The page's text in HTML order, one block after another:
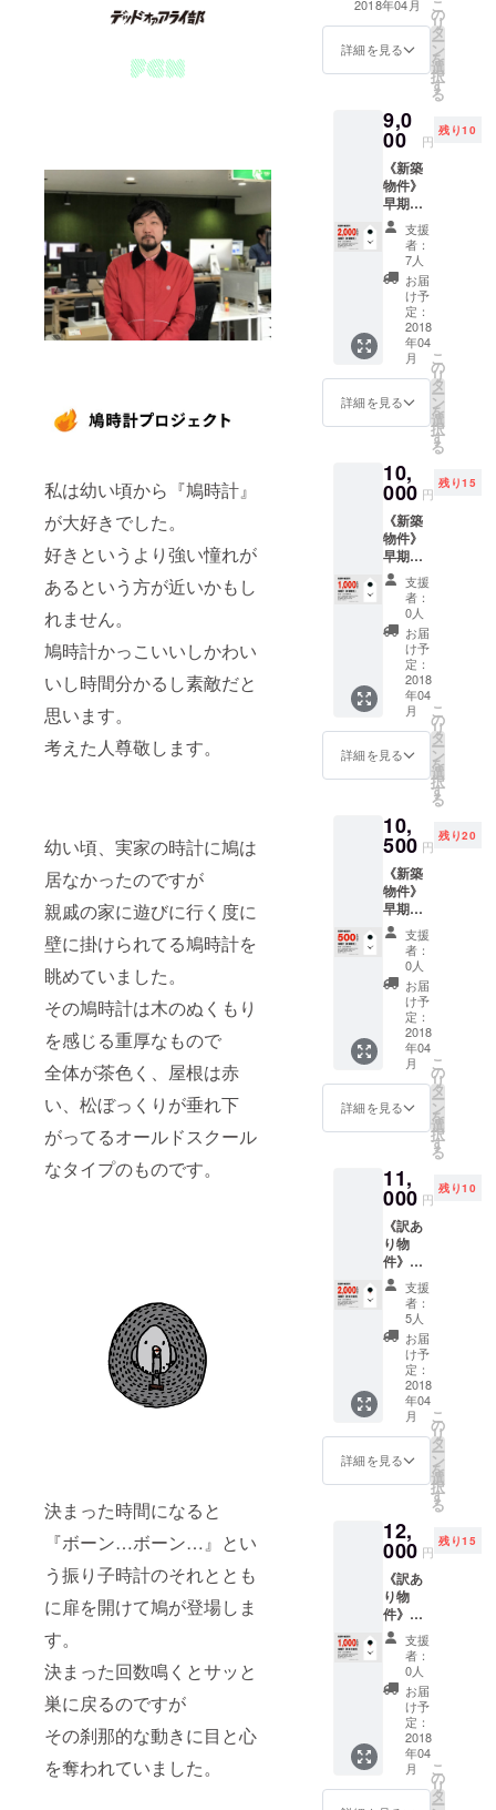
私は幼い頃から『鳩時計』
が大好きでした。
好きというより強い憧れが
あるという方が近いかもし
れません。
鳩時計かっこいいしかわい
いし時間分かるし素敵だと
思います。
考えた人尊敬します。
幼い頃、実家の時計に鳩は
居なかったのですが
親戚の家に遊びに行く度に
壁に掛けられてる鳩時計を
眺めていました。
その鳩時計は木のぬくもり
を感じる重厚なもので
全体が茶色く、屋根は赤
い、松ぼっくりが垂れ下
がってるオールドスクール
なタイプのものです。
決まった時間になると
『ボーン…ボーン…』とい
う振り子時計のそれととも
に扉を開けて鳩が登場しま
す。
決まった回数鳴くとサッと
巣に戻るのですが
その刹那的な動きに目と心
を奪われていました。
2018年04月
詳細を見る
こ
の
リ
タ
ー
ン
を
選
択
す
る
9,0
00 円
残り10
《新築
物件》
早期予
約割引
【2,000
円off】
送料・
消費税
込み
CAMPF
IRE限定
で、販
売予定
価格
11,000
円のと
2,000円
offの
9,000円
にてご
提供さ
せて頂
きま
す！ 商
品のお
届けは
2019年
4月中を
予定し
ており
ます
（お送
り先は
頂きま
す）。
原産
国：日
本 佐賀
県有田
町 サイ
ズ：約
85mm×
奥行き
80mm×
高さ
150mm
（焼き
物の特
性とし
とがあ
りま
す。）
重量：
600g程
度予定
（電池
を含
む） 単
3乾電池
LR6(1.5
V)1個
物件：
税込み
円
支援
者：
7人
お届
け予
定：
2018
年04
月
詳細を見る
こ
の
リ
タ
ー
ン
を
選
択
す
る
10,
000 円
残り15
《新築
物件》
早期予
約割引
【1,000
円off】
送料・
消費税
込み
CAMPF
IRE限定
で、販
売予定
価格
11,000
円のと
1,000円
offの
10,000
円にて
ご提供
させて
頂きま
す！ 商
品のお
届けは
2019年
4月中を
予定し
ており
ます
（お送
り先は
頂きま
す）。
原産
国：日
本 佐賀
県有田
町 サイ
ズ：約
85mm×
奥行き
80mm×
高さ
150mm
（焼き
物の特
性とし
とがあ
りま
す。）
重量：
600g程
度予定
（電池
を含
む） 単
3乾電池
LR6(1.5
V)1個
物件：
税込み
支援
者：
0人
お届
け予
定：
2018
年04
月
詳細を見る
こ
の
リ
タ
ー
ン
を
選
択
す
る
10,
500 円
残り20
《新築
物件》
早期予
約割引
【500円
off】送
料・消
費税込
CAMPF
IRE限定
で、販
売予定
価格
11,000
円のと
ころ500
円offの
10,500
円にて
ご提供
させて
頂きま
す！ 商
品のお
届けは
2019年
4月中を
予定し
ており
ます
（お送
り先は
日本国
す）。
原産
国：日
本 佐賀
県有田
町 サイ
ズ：約
85mm×
奥行き
80mm×
高さ
150mm
（焼き
物の特
性とし
支援
者：
0人
お届
け予
定：
2018
年04
月
詳細を見る
こ
の
リ
タ
ー
ン
を
選
択
す
る
11,
000 円
残り10
《訳あ
り物
件》早
期予約
割引
【2,000
円off】
送料・
消費税
込み
CAMPF
IRE限定
で、販
売予定
価格
13,000
ころ
2,000円
offの
11,000
円にて
ご提供
させて
頂きま
す！ 商
品のお
届けは
2019年
4月中を
予定し
ており
ます
支援
者：
5人
お届
け予
定：
2018
年04
月
詳細を見る
こ
の
リ
タ
ー
ン
を
選
択
す
る
12,
000 円
残り15
《訳あ
り物
件》早
期予約
割引
【1,000
円off】
送料・
消費税
込み
CAMPF
IRE限定
で、販
支援
者：
0人
お届
け予
定：
2018
年04
月
こ
の
リ
タ
ー